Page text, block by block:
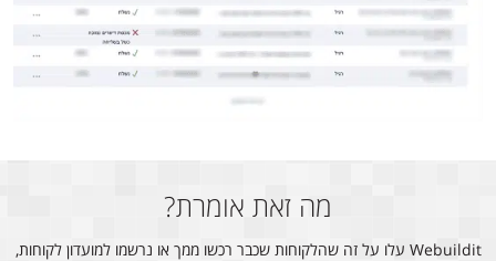
מה זאת אומרת?
Webuildit עלו על זה שהלקוחות שכבר רכשו ממך או נרשמו למועדון לקוחות,